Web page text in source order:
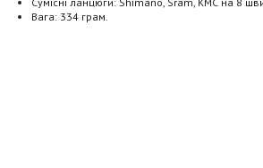
Вага: 334 грам.